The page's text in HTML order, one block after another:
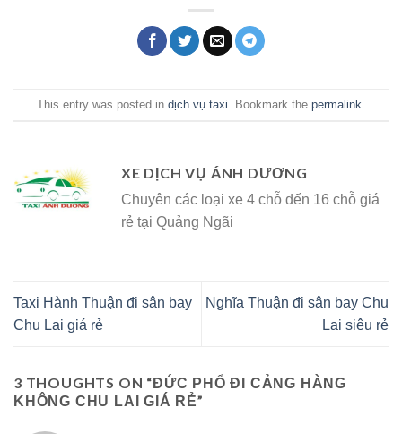
This entry was posted in dịch vụ taxi . Bookmark the permalink
XE DỊCH VỤ ÁNH DƯƠNG
Chuyên các loại xe 4 chỗ đến 16 chỗ giá
rẻ tại Quảng Ngãi
Taxi Hành Thuận đi sân bay
Chu Lai giá rẻ
Nghĩa Thuận đi sân bay Chu
Lai siêu rẻ
3 THOUGHTS ON “ĐỨC PHỔ ĐI CẢNG HÀNG
KHÔNG CHU LAI GIÁ RẺ”